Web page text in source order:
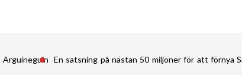
Arguineguín En satsning på nästan 50 miljoner för att förnya